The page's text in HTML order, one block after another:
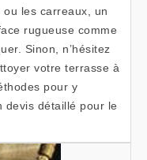
les carreaux, un
rugueuse comme
Sinon, n’hésitez
votre terrasse à
pour y
devis détaillé pour le